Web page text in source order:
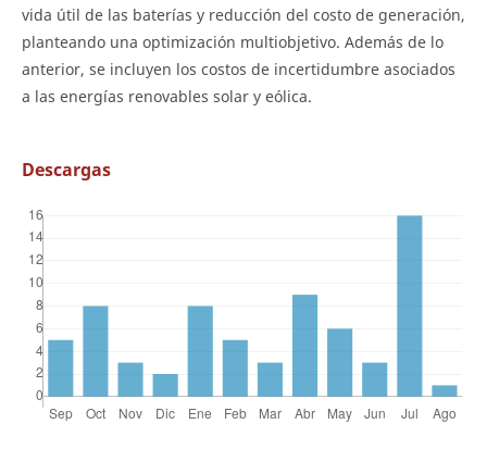
vida útil de las baterías y reducción del costo de generación,
planteando una optimización multiobjetivo. Además de lo
anterior, se incluyen los costos de incertidumbre asociados
a las energías renovables solar y eólica.
Descargas